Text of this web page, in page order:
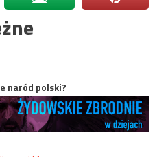
naród polski?